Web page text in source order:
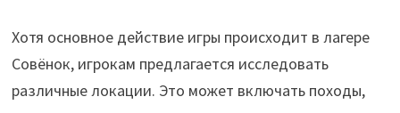
Хотя основное действие игры происходит в лагере
Совёнок, игрокам предлагается исследовать
различные локации. Это может включать походы,